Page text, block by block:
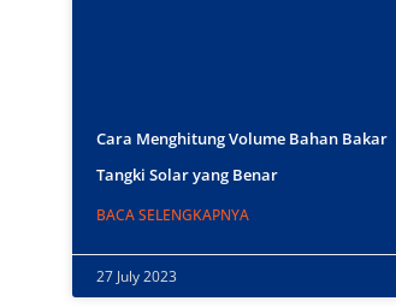
Cara Menghitung Volume Bahan Bakar
Tangki Solar yang Benar
BACA SELENGKAPNYA
27 July 2023